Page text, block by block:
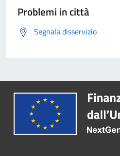
Problemi in città
Segnala disservizio